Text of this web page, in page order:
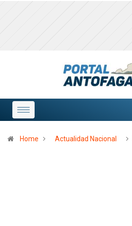
Home Actualidad Nacional